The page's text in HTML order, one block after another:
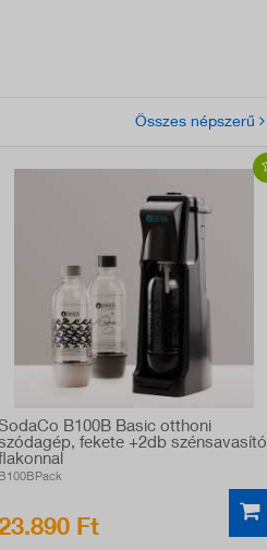
Összes népszerű
B100B Basic otthoni
fekete +2db szénsavasító
B100BPack
Ft